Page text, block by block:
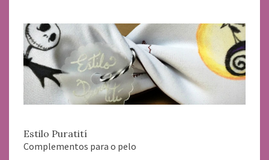
Estilo Puratití
Complementos para o pelo